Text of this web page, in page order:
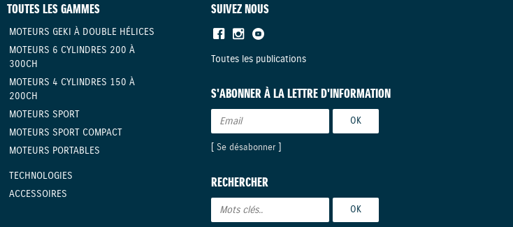
TOUTES LES GAMMES
MOTEURS GEKI À DOUBLE HÉLICES
MOTEURS 6 CYLINDRES 200 À
300CH
MOTEURS 4 CYLINDRES 150 À
200CH
MOTEURS SPORT
MOTEURS SPORT COMPACT
MOTEURS PORTABLES
TECHNOLOGIES
ACCESSOIRES
SUIVEZ NOUS
Toutes les publications
S'ABONNER À LA LETTRE D'INFORMATION
Se désabonner
RECHERCHER